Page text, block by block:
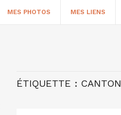
MES PHOTOS MES LIENS
ÉTIQUETTE : CANTON